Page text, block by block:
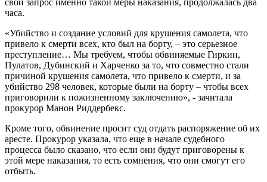
часа.
«Убийство и создание условий для крушения самолета, что
привело к смерти всех, кто был на борту, – это серьезное
преступление… Мы требуем, чтобы обвиняемые Гиркин,
Пулатов, Дубинский и Харченко за то, что совместно стали
причиной крушения самолета, что привело к смерти, и за
убийство 298 человек, которые были на борту – чтобы всех
приговорили к пожизненному заключению», - зачитала
прокурор Манон Риддербекс.
Кроме того, обвинение просит суд отдать распоряжение об их
аресте. Прокурор указала, что еще в начале судебного
процесса было сказано, что если они будут приговорены к
этой мере наказания, то есть сомнения, что они смогут его
отбыть.